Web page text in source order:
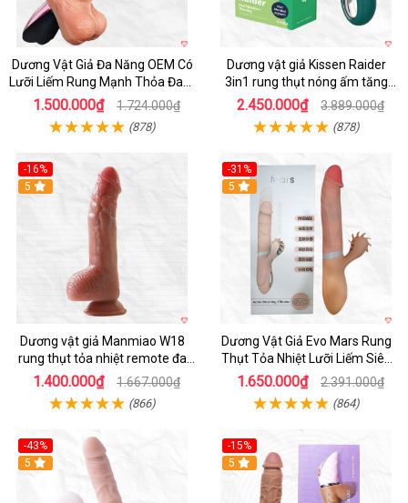
Dương Vật Giả Đa Năng OEM Có
Lưỡi Liếm Rung Mạnh Thỏa Đam
Mê
1.500.000₫ 1.724.000₫
(878)
Dương vật giả Kissen Raider
3in1 rung thụt nóng ấm tăng
khoái cảm
2.450.000₫ 3.889.000₫
(878)
-16%
Hot
5
Dương vật giả Manmiao W18
rung thụt tỏa nhiệt remote đa
năng kích thích
1.400.000₫ 1.667.000₫
(866)
-31%
5
Dương Vật Giả Evo Mars Rung
Thụt Tỏa Nhiệt Lưỡi Liếm Siêu
Mượt
1.650.000₫ 2.391.000₫
(864)
-43%
Hot
5
-15%
5